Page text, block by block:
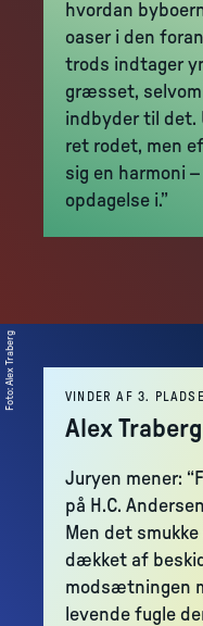
hvordan
oaser i den
trods indtager
græsset,
indbyder til det.
ret rodet, men
sig en harmoni
opdagelse i.”
Foto
:
Alex Traberg
VINDER AF 3.
Alex
Juryen mener:
på H.C.
Men det
dækket af
modsætningen
levende fugle